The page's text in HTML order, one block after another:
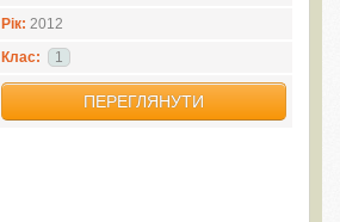
Рік: 2012
Клас:
1
ПЕРЕГЛЯНУТИ